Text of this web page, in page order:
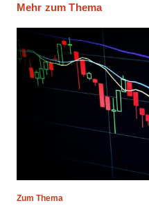
Mehr zum Thema
Zum Thema